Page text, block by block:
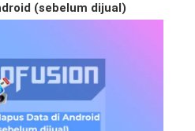
(sebelum dijual)